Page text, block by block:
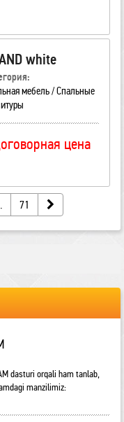
white
мебель / Спальные
цена
71
dasturi orqali ham tanlab,
manzilimiz: